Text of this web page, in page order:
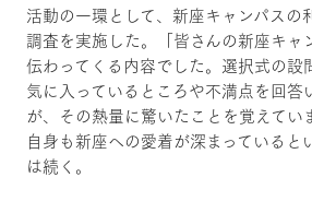
活動の一環として、新座キャンパスの
調査を実施した。「皆さんの新座キャ
伝わってくる内容でした。選択式の設
気に入っているところや不満点を回答
が、その熱量に驚いたことを覚えてい
自身も新座への愛着が深まっていると
は続く。